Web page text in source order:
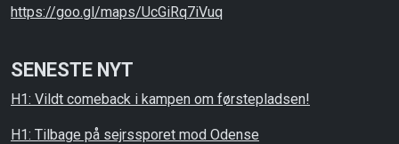
https://goo.gl/maps/UcGiRq7iVuq
SENESTE NYT
H1: Vildt comeback i kampen om førstepladsen!
H1: Tilbage på sejrssporet mod Odense